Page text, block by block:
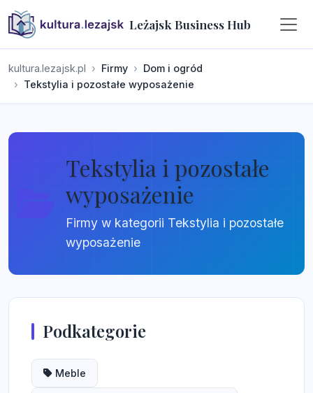
Leżajsk Business Hub
kultura.lezajsk.pl Firmy
Dom i ogród
Tekstylia i pozostałe wyposażenie
Tekstylia i pozostałe
wyposażenie
Firmy w kategorii Tekstylia i pozostałe
wyposażenie
Podkategorie
Meble